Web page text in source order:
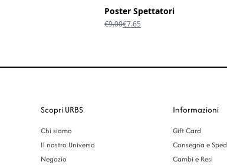
Poster Spettatori
€9.00Il
€7.65
Scopri URBS
Chi siamo
Il nostro Universo
Negozio
Informazioni
Gift Card
Consegna e
Cambi e Resi